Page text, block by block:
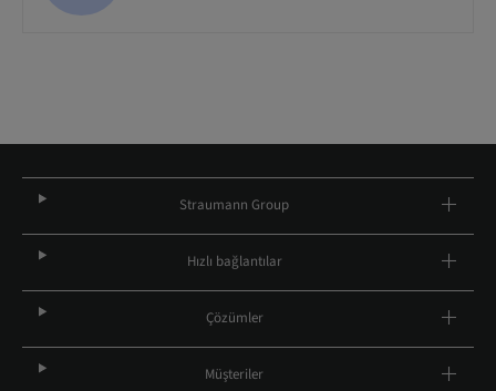
Straumann Group
Hızlı bağlantılar
Çözümler
Müşteriler